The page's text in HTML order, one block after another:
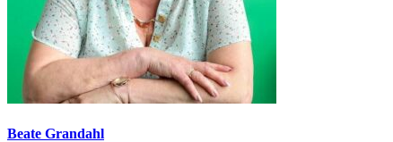
Beate Grandahl